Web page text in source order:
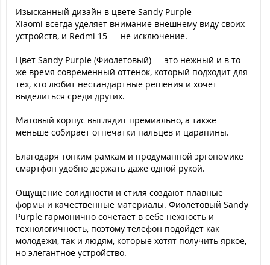
Изысканный дизайн в цвете Sandy Purple
Xiaomi всегда уделяет внимание внешнему виду своих
устройств, и Redmi 15 — не исключение.
Цвет Sandy Purple (Фиолетовый) — это нежный и в то
же время современный оттенок, который подходит для
тех, кто любит нестандартные решения и хочет
выделиться среди других.
Матовый корпус выглядит премиально, а также
меньше собирает отпечатки пальцев и царапины.
Благодаря тонким рамкам и продуманной эргономике
смартфон удобно держать даже одной рукой.
Ощущение солидности и стиля создают плавные
формы и качественные материалы. Фиолетовый Sandy
Purple гармонично сочетает в себе нежность и
технологичность, поэтому телефон подойдет как
молодежи, так и людям, которые хотят получить яркое,
но элегантное устройство.